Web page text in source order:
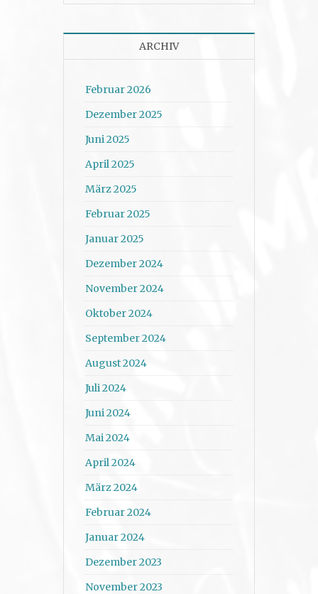
ARCHIV
Februar 2026
Dezember 2025
Juni 2025
April 2025
März 2025
Februar 2025
Januar 2025
Dezember 2024
November 2024
Oktober 2024
September 2024
August 2024
Juli 2024
Juni 2024
Mai 2024
April 2024
März 2024
Februar 2024
Januar 2024
Dezember 2023
November 2023